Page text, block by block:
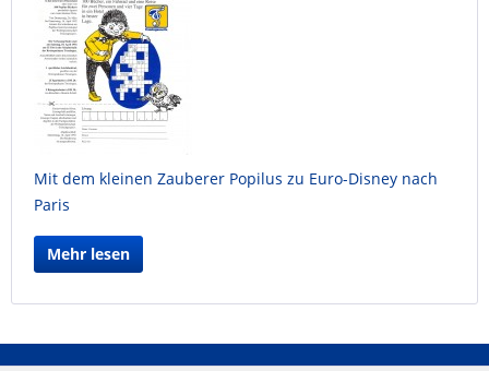
Mit dem kleinen Zauberer Popilus zu Euro-Disney nach
Paris
Mehr lesen